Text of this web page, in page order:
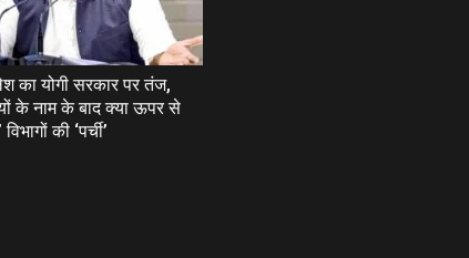
का योगी सरकार पर तंज,
के नाम के बाद क्या ऊपर से
की ‘पर्ची’